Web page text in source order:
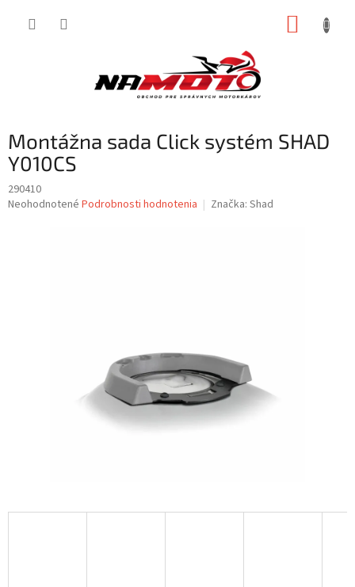
Montážna sada Click systém SHAD
Y010CS
290410
Priemerné
Neohodnotené Podrobnosti hodnotenia Značka: Shad